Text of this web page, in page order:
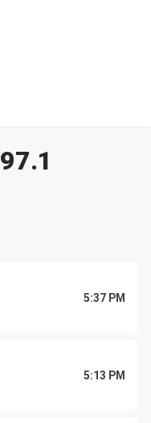
5:37 PM
5:13 PM